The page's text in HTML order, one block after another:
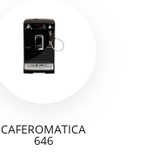
CAFEROMATICA
646